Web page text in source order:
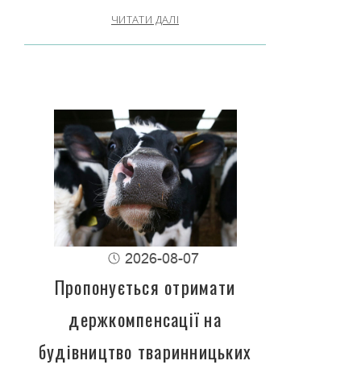
ЧИТАТИ ДАЛІ
2026-08-07
Пропонується отримати
держкомпенсації на
будівництво тваринницьких